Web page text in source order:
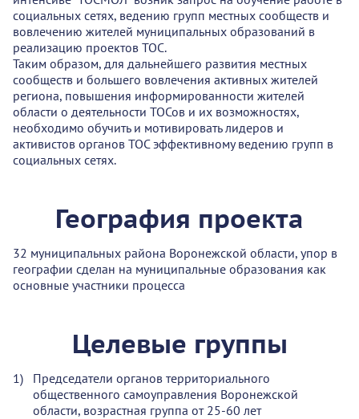
социальных сетях, ведению групп местных сообществ и
вовлечению жителей муниципальных образований в
реализацию проектов ТОС.
Таким образом, для дальнейшего развития местных
сообществ и большего вовлечения активных жителей
региона, повышения информированности жителей
области о деятельности ТОСов и их возможностях,
необходимо обучить и мотивировать лидеров и
активистов органов ТОС эффективному ведению групп в
социальных сетях.
География проекта
32 муниципальных района Воронежской области, упор в
географии сделан на муниципальные образования как
основные участники процесса
Целевые группы
Председатели органов территориального
общественного самоуправления Воронежской
области, возрастная группа от 25-60 лет